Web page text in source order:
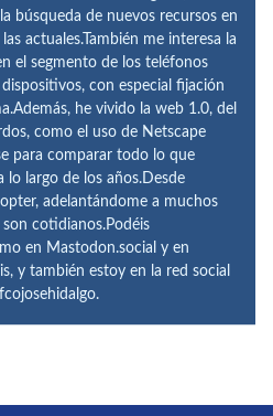
búsqueda de nuevos recursos en
actuales.También me interesa la
el segmento de los teléfonos
con especial fijación
he vivido la web 1.0, del
como el uso de Netscape
para comparar todo lo que
lo largo de los años.Desde
adelantándome a muchos
cotidianos.Podéis
en Mastodon.social y en
y también estoy en la red social